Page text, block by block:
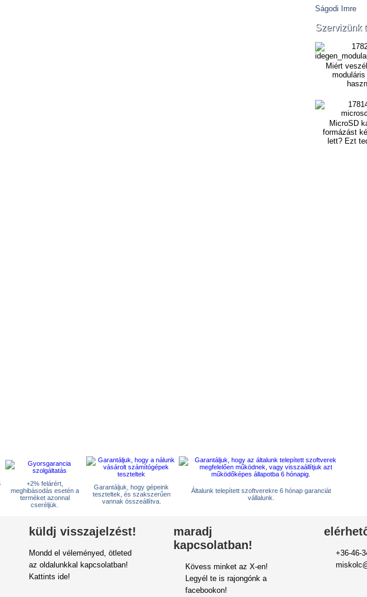
Ságodi Imre
Szervizünk
Miért
MicroSD
formázást
lett? Ezt
+2% felárért,
meghibásodás esetén a
terméket azonnal
cseréljük.
Garantáljuk, hogy gépeink
teszteltek, és szakszerűen
vannak összeállítva.
Általunk telepített szoftverekre 6 hónap garanciát
vállalunk.
küldj visszajelzést!
Mondd el véleményed, ötleted
az oldalunkkal kapcsolatban!
Kattints ide!
maradj
kapcsolatban!
Kövess minket az X-en!
Legyél te is rajongónk a
facebookon!
+36-46-